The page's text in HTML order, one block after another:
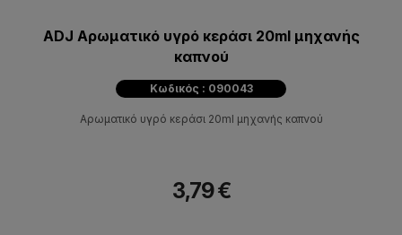
ADJ Αρωματικό υγρό κεράσι 20ml μηχανής
καπνού
Κωδικός : 090043
Αρωματικό υγρό κεράσι 20ml μηχανής καπνού
3,79 €